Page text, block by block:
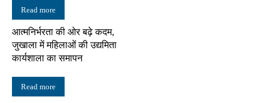
Read more
आत्मनिर्भरता की ओर बढ़े कदम,
जुखाला में महिलाओं की उद्यमिता
कार्यशाला का समापन
Read more